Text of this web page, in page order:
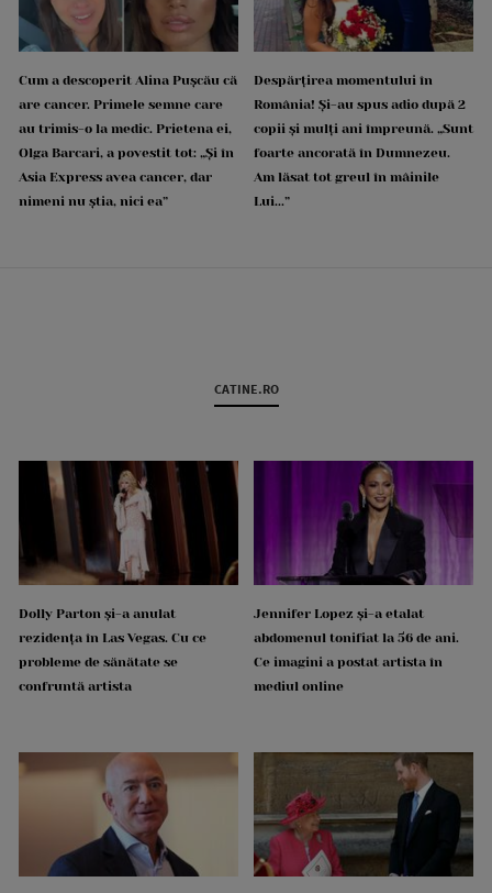
Cum a descoperit Alina Pușcău că
are cancer. Primele semne care
au trimis-o la medic. Prietena ei,
Olga Barcari, a povestit tot: „Și în
Asia Express avea cancer, dar
nimeni nu știa, nici ea”
Despărțirea momentului în
România! Și-au spus adio după 2
copii și mulți ani împreună. „Sunt
foarte ancorată în Dumnezeu.
Am lăsat tot greul în mâinile
Lui...”
CATINE.RO
Dolly Parton și-a anulat
rezidența în Las Vegas. Cu ce
probleme de sănătate se
confruntă artista
Jennifer Lopez și-a etalat
abdomenul tonifiat la 56 de ani.
Ce imagini a postat artista în
mediul online